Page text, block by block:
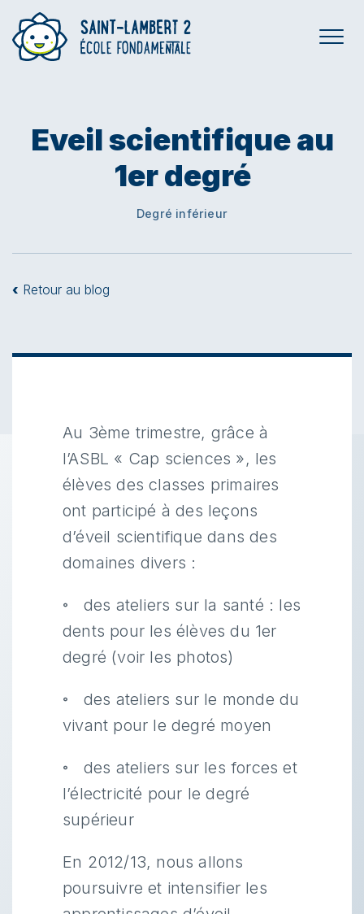
Eveil scientifique au
1er degré
Degré inférieur
‹ Retour au blog
Au 3ème trimestre, grâce à
l’ASBL « Cap sciences », les
élèves des classes primaires
ont participé à des leçons
d’éveil scientifique dans des
domaines divers :
◦ des ateliers sur la santé : les
dents pour les élèves du 1er
degré (voir les photos)
◦ des ateliers sur le monde du
vivant pour le degré moyen
◦ des ateliers sur les forces et
l’électricité pour le degré
supérieur
En 2012/13, nous allons
poursuivre et intensifier les